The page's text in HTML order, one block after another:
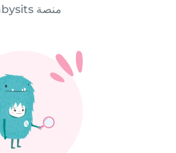
منصة Babysits.